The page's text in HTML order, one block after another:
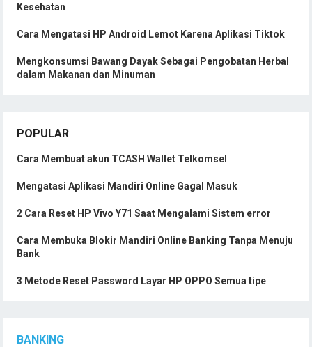
Kesehatan
Cara Mengatasi HP Android Lemot Karena Aplikasi Tiktok
Mengkonsumsi Bawang Dayak Sebagai Pengobatan Herbal
dalam Makanan dan Minuman
POPULAR
Cara Membuat akun TCASH Wallet Telkomsel
Mengatasi Aplikasi Mandiri Online Gagal Masuk
2 Cara Reset HP Vivo Y71 Saat Mengalami Sistem error
Cara Membuka Blokir Mandiri Online Banking Tanpa Menuju
Bank
3 Metode Reset Password Layar HP OPPO Semua tipe
BANKING